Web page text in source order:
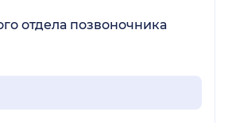
отдела позвоночника